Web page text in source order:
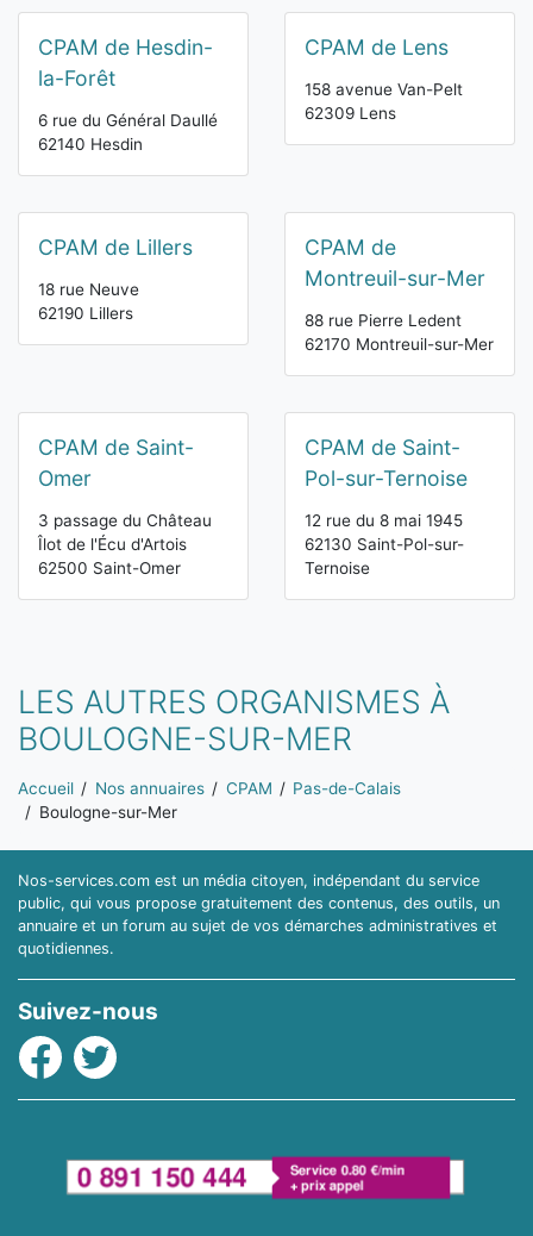
CPAM de Hesdin-
la-Forêt
6 rue du Général Daullé
62140 Hesdin
CPAM de Lens
158 avenue Van-Pelt
62309 Lens
CPAM de Lillers
18 rue Neuve
62190 Lillers
CPAM de
Montreuil-sur-Mer
88 rue Pierre Ledent
62170 Montreuil-sur-Mer
CPAM de Saint-
Omer
3 passage du Château
Îlot de l'Écu d'Artois
62500 Saint-Omer
CPAM de Saint-
Pol-sur-Ternoise
12 rue du 8 mai 1945
62130 Saint-Pol-sur-
Ternoise
LES AUTRES ORGANISMES À
BOULOGNE-SUR-MER
Vous êtes ici:
Accueil Nos annuaires CPAM
Pas-de-Calais
Boulogne-sur-Mer
Nos-services.com est un média citoyen, indépendant du service
public, qui vous propose gratuitement des contenus, des outils, un
annuaire et un forum au sujet de vos démarches administratives et
quotidiennes.
Suivez-nous
Facebook
Twitter